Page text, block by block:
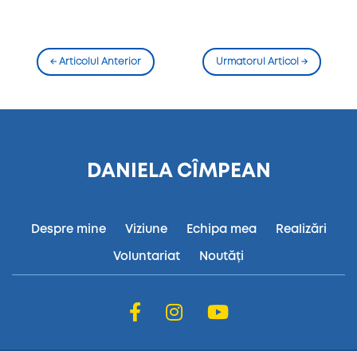
←Articolul Anterior Urmatorul Articol →
DANIELA CÎMPEAN
Despre mine Viziune Echipa mea Realizări
Voluntariat Noutăți